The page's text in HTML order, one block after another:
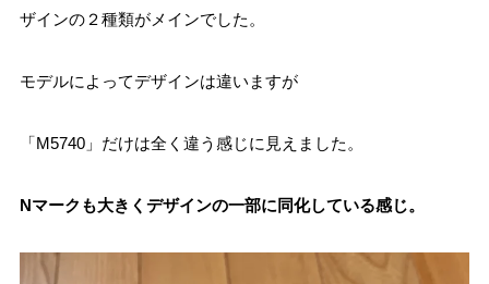
ザインの２種類がメインでした。
モデルによってデザインは違いますが
「M5740」だけは全く違う感じに見えました。
Nマークも大きくデザインの一部に同化している感じ。